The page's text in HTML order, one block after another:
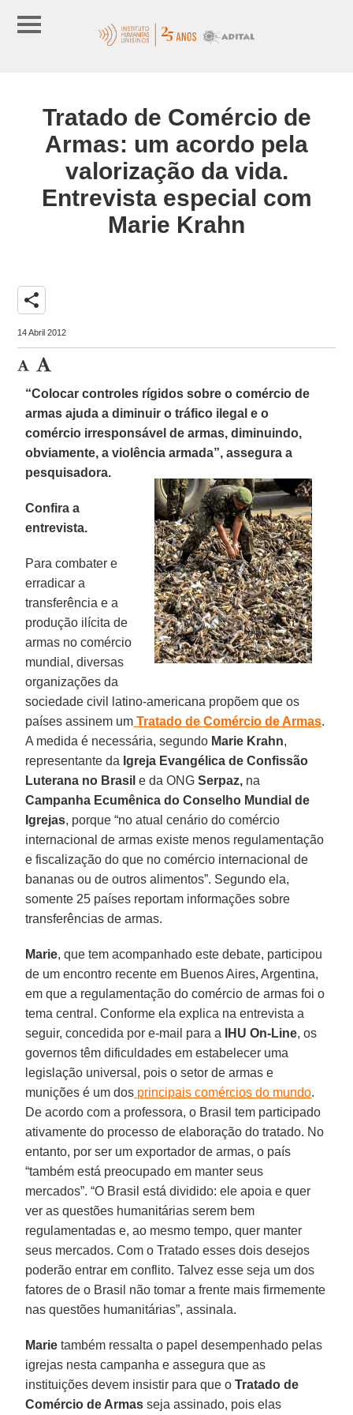
Tratado de Comércio de
Armas: um acordo pela
valorização da vida.
Entrevista especial com
Marie Krahn
share
14 Abril 2012
“Colocar controles rígidos sobre o comércio de
armas ajuda a diminuir o tráfico ilegal e o
comércio irresponsável de armas, diminuindo,
obviamente, a violência armada”, assegura a
pesquisadora.
Confira a
entrevista.
Para combater e
erradicar a
transferência e a
produção ilícita de
armas no comércio
mundial, diversas
organizações da
sociedade civil latino-americana propõem que os
países assinem um Tratado de Comércio de Armas.
A medida é necessária, segundo Marie Krahn,
representante da Igreja Evangélica de Confissão
Luterana no Brasile da ONGSerpaz, na
Campanha Ecumênica do Conselho Mundial de
Igrejas, porque “no atual cenário do comércio
internacional de armas existe menos regulamentação
e fiscalização do que no comércio internacional de
bananas ou de outros alimentos”. Segundo ela,
somente 25 países reportam informações sobre
transferências de armas.
Marie, que tem acompanhado este debate, participou
de um encontro recente em Buenos Aires, Argentina,
em que a regulamentação do comércio de armas foi o
tema central. Conforme ela explica na entrevista a
seguir, concedida por e-mail para a
IHU On-Line, os
governos têm dificuldades em estabelecer uma
legislação universal, pois o setor de armas e
munições é um dos principais comércios do mundo.
De acordo com a professora, o Brasil tem participado
ativamente do processo de elaboração do tratado. No
entanto, por ser um exportador de armas, o país
“também está preocupado em manter seus
mercados”. “O Brasil está dividido: ele apoia e quer
ver as questões humanitárias serem bem
regulamentadas e, ao mesmo tempo, quer manter
seus mercados. Com o Tratado esses dois desejos
poderão entrar em conflito. Talvez esse seja um dos
fatores de o Brasil não tomar a frente mais firmemente
nas questões humanitárias”, assinala.
Marietambém ressalta o papel desempenhado pelas
igrejas nesta campanha e assegura que as
instituições devem insistir para que oTratado de
Comércio de Armas seja assinado, pois elas